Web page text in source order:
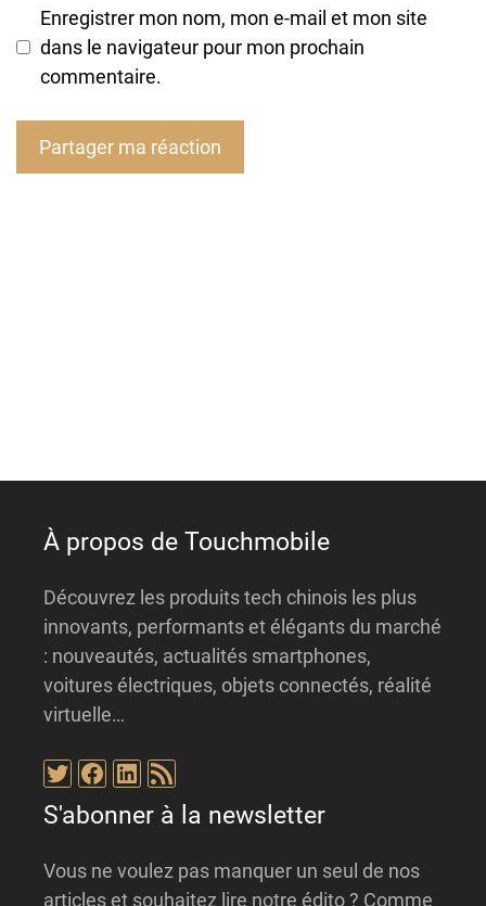
Enregistrer mon nom, mon e-mail et mon site
dans le navigateur pour mon prochain
commentaire.
À propos de Touchmobile
Découvrez les produits tech chinois les plus
innovants, performants et élégants du marché
: nouveautés, actualités smartphones,
voitures électriques, objets connectés, réalité
virtuelle…
Twitter
Facebook
LinkedIn
Flux RSS
S'abonner à la newsletter
Vous ne voulez pas manquer un seul de nos
articles et souhaitez lire notre édito ? Comme